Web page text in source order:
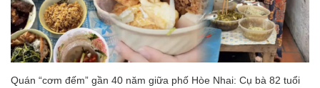
Quán “cơm đếm” gần 40 năm giữa phố Hòe Nhai: Cụ bà 82 tuổi